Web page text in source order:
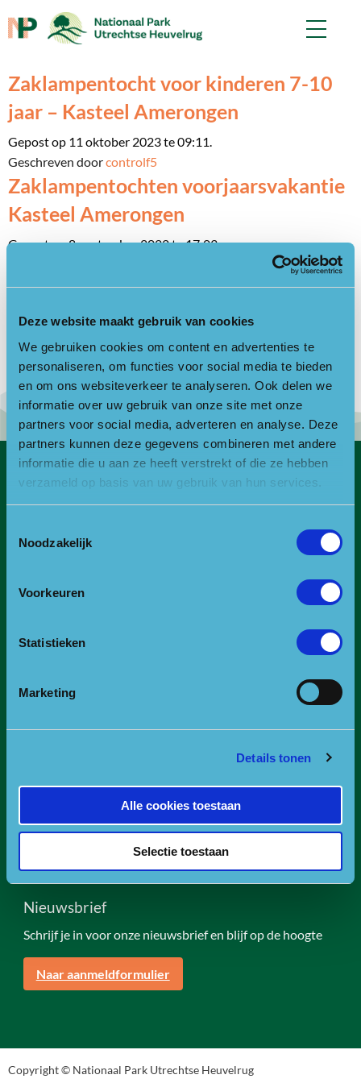
Deze website maakt gebruik van cookies
We gebruiken cookies om content en advertenties te
personaliseren, om functies voor social media te bieden
en om ons websiteverkeer te analyseren. Ook delen we
informatie over uw gebruik van onze site met onze
partners voor social media, adverteren en analyse. Deze
partners kunnen deze gegevens combineren met andere
informatie die u aan ze heeft verstrekt of die ze hebben
verzameld op basis van uw gebruik van hun services.
Noodzakelijk
Voorkeuren
Statistieken
Marketing
Details tonen
Alle cookies toestaan
Selectie toestaan
Zaklampentocht voor kinderen 7-10
jaar – Kasteel Amerongen
Gepost op 11 oktober 2023 te 09:11.
Geschreven doorcontrolf5
Zaklampentochten voorjaarsvakantie
Kasteel Amerongen
Gepost op 8 september 2022 te 17:03.
Tuinspeurtocht ‘Het mysterie van
Kasteel Amerongen’
Gepost op 11 augustus 2021 te 17:01.
Geschreven door controlf5
Contact
Bezoek- en postadres:
Amersfoortseweg 98
E:info@npuh.nl of ruiters@npuh.nl voor vragen over
Of ga naar de contactpagina.
Volg ons
Nieuwsbrief
Schrijf je in voor onze nieuwsbrief en blijf op de hoogte
Naar aanmeldformulier
Copyright © Nationaal Park Utrechtse Heuvelrug